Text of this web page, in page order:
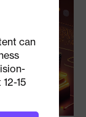
can
15